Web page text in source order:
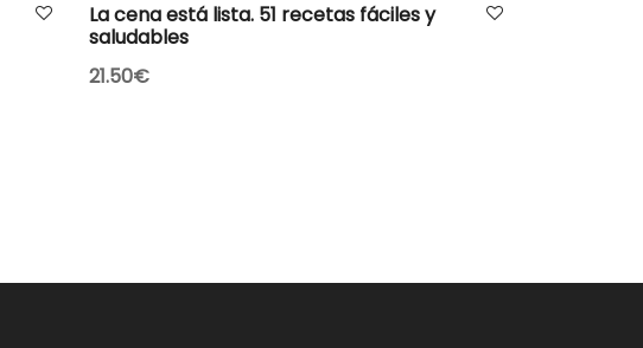
La cena está lista. 51 recetas fáciles y
saludables
21.50€